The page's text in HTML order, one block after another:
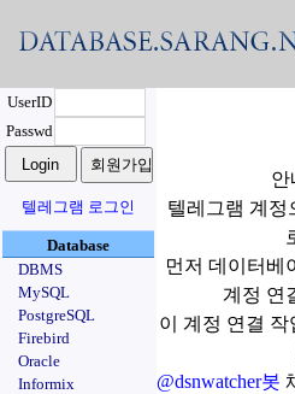
UserID
Passwd
텔레그램 로그인
Database
DBMS
MySQL
PostgreSQL
Firebird
Oracle
Informix
안
텔레그램 계정
먼저 데이터베
계정 연
이 계정 연결 작
@dsnwatcher봇